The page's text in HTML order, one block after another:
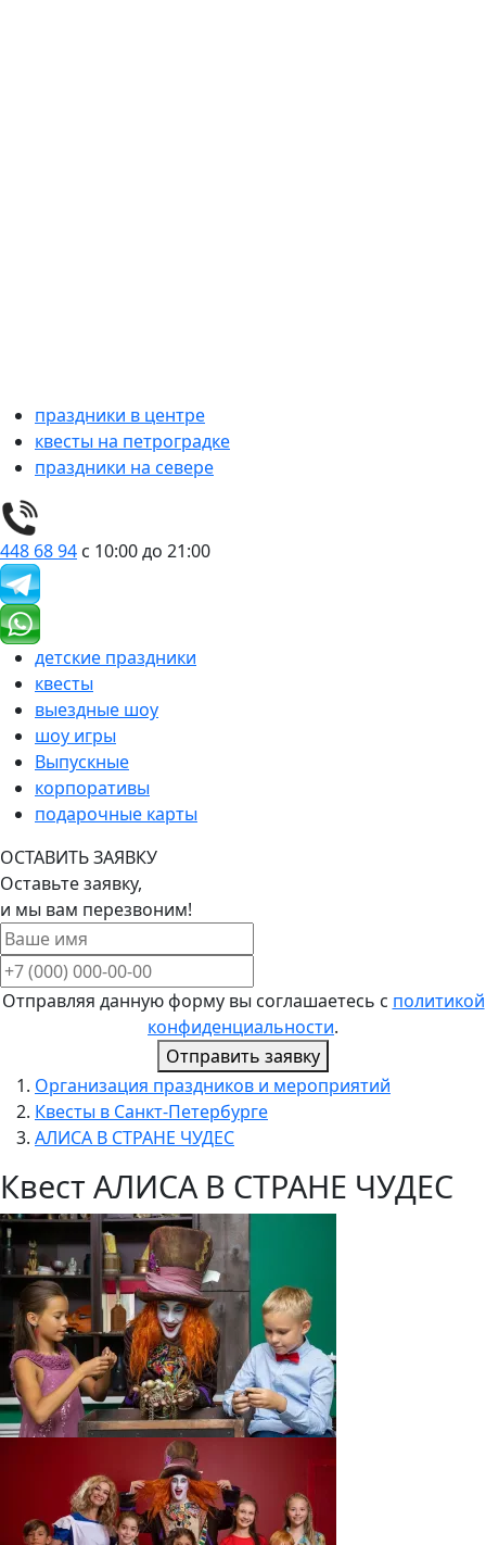
праздники в центре
квесты на петроградке
праздники на севере
448 68 94 с 10:00 до 21:00
детские праздники
квесты
выездные шоу
шоу игры
Выпускные
корпоративы
подарочные карты
ОСТАВИТЬ ЗАЯВКУ
Оставьте заявку,
и мы вам перезвоним!
Отправляя данную форму вы соглашаетесь с политикой
конфиденциальности.
Отправить заявку
Организация праздников и мероприятий
Квесты в Санкт-Петербурге
АЛИСА В СТРАНЕ ЧУДЕС
Квест АЛИСА В СТРАНЕ ЧУДЕС